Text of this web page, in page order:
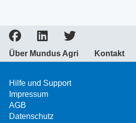
Über Mundus Agri Kontakt
Hilfe und Support
Impressum
AGB
Datenschutz